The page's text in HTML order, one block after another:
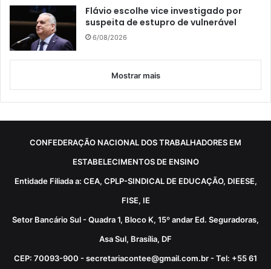
Flávio escolhe vice investigado por
suspeita de estupro de vulnerável
6/08/2026
Mostrar mais
CONFEDERAÇÃO NACIONAL DOS TRABALHADORES EM
ESTABELECIMENTOS DE ENSINO
Entidade Filiada a: CEA, CPLP-SINDICAL DE EDUCAÇÃO, DIEESE,
FISE, IE
Setor Bancário Sul - Quadra 1, Bloco K, 15º andar Ed. Seguradoras,
Asa Sul, Brasília, DF
CEP: 70093-900 - secretariacontee@gmail.com.br - Tel: +55 61